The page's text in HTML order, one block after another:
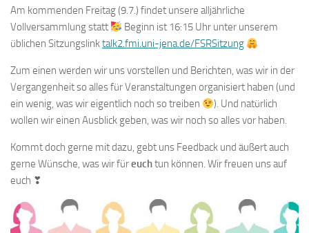
Am kommenden Freitag (9.7.) findet unsere alljährliche
Vollversammlung statt
Beginn ist 16:15 Uhr unter unserem
üblichen Sitzungslinktalk2.fmi.uni-jena.de/FSRSitzung
Zum einen werden wir uns vorstellen und Berichten, was wir in der
Vergangenheit so alles für Veranstaltungen organisiert haben (und
ein wenig, was wir eigentlich noch so treiben
). Und natürlich
wollen wir einen Ausblick geben, was wir noch so alles vor haben.
Kommt doch gerne mit dazu, gebt uns Feedback und äußert auch
gerne Wünsche, was wir füreuchtun können. Wir freuen uns auf
euch ❣